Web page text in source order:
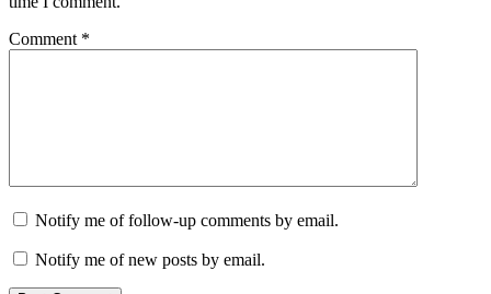
Comment *
Notify me of follow-up comments by email.
Notify me of new posts by email.